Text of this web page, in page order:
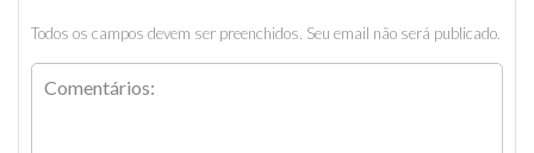
Todos os campos devem ser preenchidos. Seu email não será publicado.